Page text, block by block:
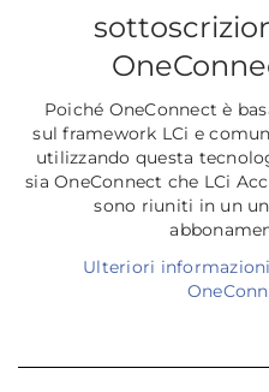
Poiché OneConnect è
sul framework LCi e
utilizzando questa
sia OneConnect che LCi
sono riuniti in un
Ulteriori